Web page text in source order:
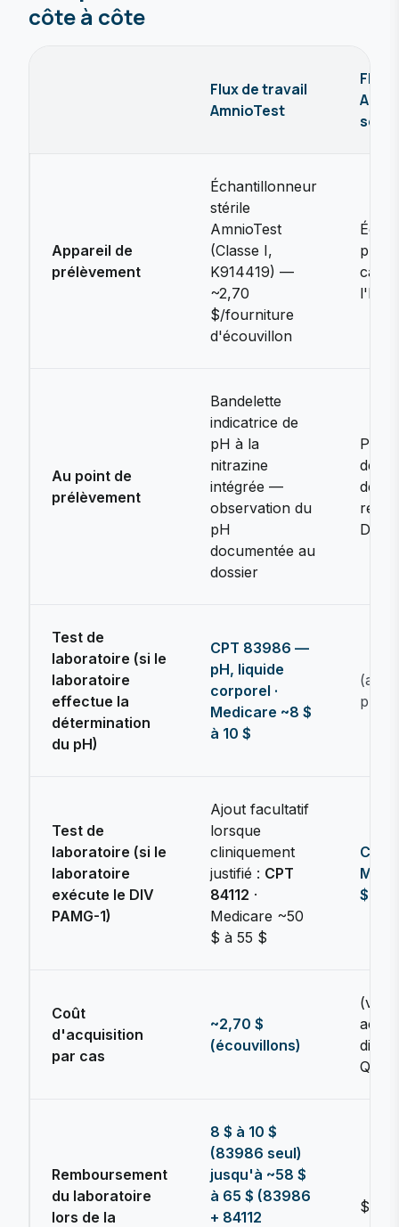
côte à côte
Flux de travail
AmnioTest
Flux
seul
Appareil de
prélèvement
Échantillonneur
stérile
AmnioTest
(Classe I,
K914419) —
~2,70
$/fourniture
d'écouvillon
l'IFU
Au point de
prélèvement
Bandelette
indicatrice de
pH à la
nitrazine
intégrée —
observation du
pH
documentée au
dossier
Pas
de
de
DIV
Test de
laboratoire (si le
laboratoire
effectue la
détermination
du pH)
CPT 83986 —
pH, liquide
corporel ·
Medicare ~8 $
à 10 $
pH
Test de
laboratoire (si le
laboratoire
exécute le DIV
PAMG-1)
Ajout facultatif
lorsque
cliniquement
justifié : CPT
84112 ·
Medicare ~50
$ à 55 $
CPT
$ à
Coût
d'acquisition
par cas
~2,70 $
(écouvillons)
(voir
Remboursement
du laboratoire
lors de la
8 $ à 10 $
(83986 seul)
jusqu'à ~58 $
à 65 $ (83986
+ 84112